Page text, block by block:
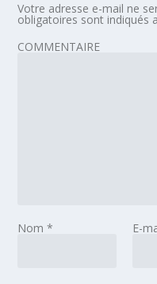
Votre adresse e-mail ne
obligatoires sont indiqués
COMMENTAIRE
Nom* E-